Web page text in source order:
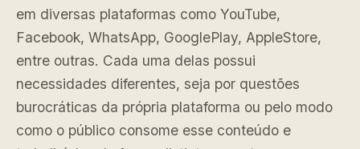
em diversas plataformas como YouTube,
Facebook, WhatsApp, GooglePlay, AppleStore,
entre outras. Cada uma delas possui
necessidades diferentes, seja por questões
burocráticas da própria plataforma ou pelo modo
como o público consome esse conteúdo e